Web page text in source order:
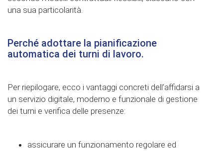
una sua particolarità.
Perché adottare la pianificazione
automatica dei turni di lavoro.
Per riepilogare, ecco i vantaggi concreti dell’affidarsi a
un servizio digitale, moderno e funzionale di gestione
dei turni e verifica delle presenze:
assicurare un funzionamento regolare ed